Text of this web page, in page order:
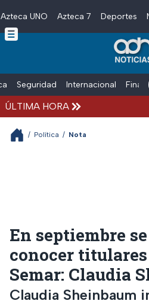
Skip to main content
Azteca UNO Azteca 7 Deportes
Seguridad Internacional
ÚLTIMA HORA
/ Política / Nota
En septiembre
conocer titulares
Semar: Claudia
Claudia Sheinbaum